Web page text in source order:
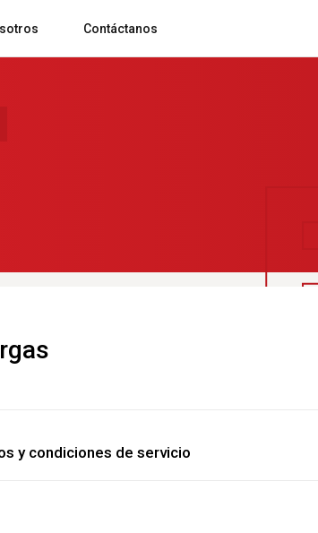
Contáctanos
y condiciones de servicio